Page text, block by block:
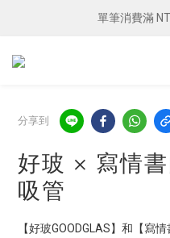
單筆消費滿
單筆消費滿
總柴發福利 ✦
分享到
好玻 × 寫情
吸管
【好玻GOODGLAS】和【寫